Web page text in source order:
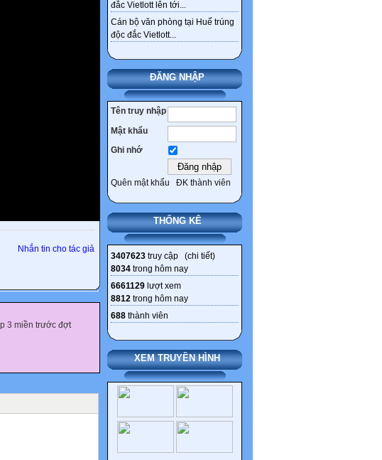
đắc Vietlott lên tới...
Cán bộ văn phòng tại Huế trúng
độc đắc Vietlott...
ĐĂNG NHẬP
Tên truy nhập
Mật khẩu
Ghi nhớ
Quên mật khẩu ĐK thành viên
THỐNG KÊ
3407623 truy cập (chi tiết)
8034 trong hôm nay
6661129 lượt xem
8812 trong hôm nay
688 thành viên
XEM TRUYỀN HÌNH
Nhắn tin cho tác giả
3 miền trước đợt